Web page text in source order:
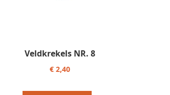
Veldkrekels NR. 8
€ 2,40